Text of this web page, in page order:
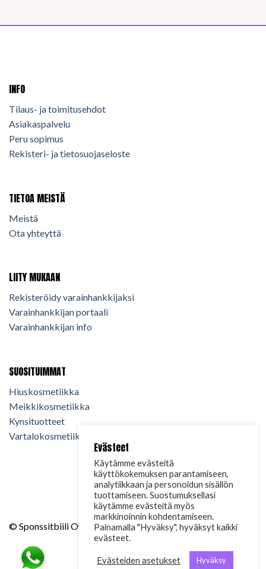
INFO
Tilaus- ja toimitusehdot
Asiakaspalvelu
Peru sopimus
Rekisteri- ja tietosuojaseloste
TIETOA MEISTÄ
Meistä
Ota yhteyttä
LIITY MUKAAN
Rekisteröidy varainhankkijaksi
Varainhankkijan portaali
Varainhankkijan info
SUOSITUIMMAT
Hiuskosmetiikka
Meikkikosmetiikka
Kynsituotteet
Vartalokosmetiikka
© Sponssitbiili Oy. 2024. Kaikki oikeudet pidätetään.
Evästeet
Käytämme evästeitä
käyttökokemuksen parantamiseen,
analytiikkaan ja personoidun sisällön
tuottamiseen. Suostumuksellasi
käytämme evästeitä myös
markkinoinnin kohdentamiseen.
Painamalla "Hyväksy", hyväksyt kaikki
evästeet.
Evästeiden asetukset Hyväksy